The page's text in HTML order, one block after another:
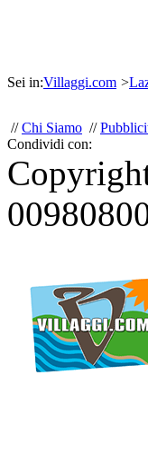
Sei in:Villaggi.com >
//Chi Siamo //
Condividi con: